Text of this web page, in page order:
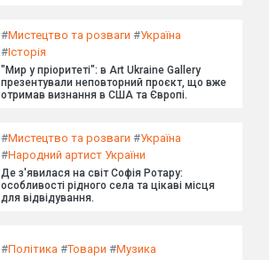
#Мистецтво та розваги #Україна
#Історія
"Мир у пріоритеті": в Art Ukraine Gallery
презентували неповторний проєкт, що вже
отримав визнання в США та Європі.
#Мистецтво та розваги #Україна
#Народний артист України
Де з'явилася на світ Софія Ротару:
особливості рідного села та цікаві місця
для відвідування.
#Політика #Товари #Музика